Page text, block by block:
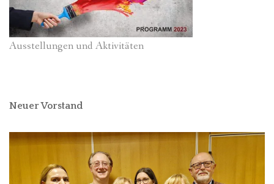
Ausstellungen und Aktivitäten
Neuer Vorstand